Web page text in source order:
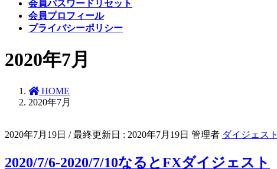
会員パスワードリセット
会員プロフィール
プライバシーポリシー
2020年7月
HOME
2020年7月
2020年7月19日 / 最終更新日 : 2020年7月19日 管理者 ダイジェスト
2020/7/6-2020/7/10なるとFXダイジェスト